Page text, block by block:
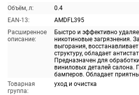
Объём, л:
0.4
EAN-13:
AMDFL395
Расширенное
описание:
Быстро и эффективно
никотиновые загрязнения.
выгорания,
структуру, обладает
Предназначен для
виниловых деталей салона.
бамперов. Обладает
Товарная
группа:
уход и очистка